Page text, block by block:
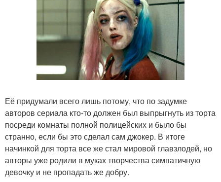
Её придумали всего лишь потому, что по задумке
авторов сериала кто-то должен был выпрыгнуть из торта
посреди комнаты полной полицейских и было бы
странно, если бы это сделал сам джокер. В итоге
начинкой для торта все же стал мировой главзлодей, но
авторы уже родили в муках творчества симпатичную
девочку и не пропадать же добру.